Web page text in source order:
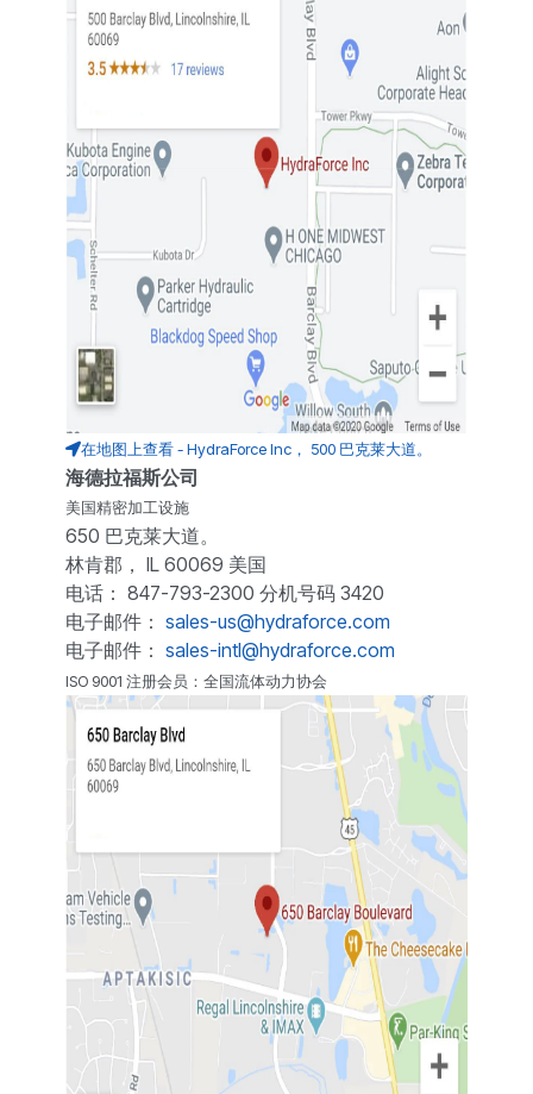
在地图上查看 - HydraForce Inc， 500 巴克莱大道。
海德拉福斯公司
美国精密加工设施
650 巴克莱大道。
林肯郡， IL 60069 美国
电话： 847-793-2300 分机号码 3420
电子邮件： sales-us@hydraforce.com
电子邮件： sales-intl@hydraforce.com
ISO 9001 注册会员：全国流体动力协会